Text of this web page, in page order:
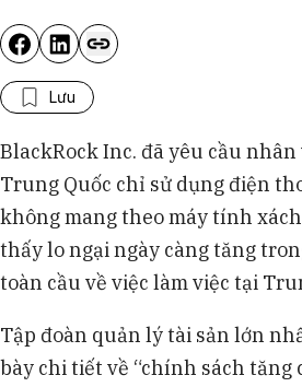
Lưu
BlackRock Inc. đã yêu cầu
Trung Quốc chỉ sử dụng điện
không mang theo máy tính
thấy lo ngại ngày càng tăng
toàn cầu về việc làm việc tại
Tập đoàn quản lý tài sản lớn
bày chi tiết về “chính sách tăng